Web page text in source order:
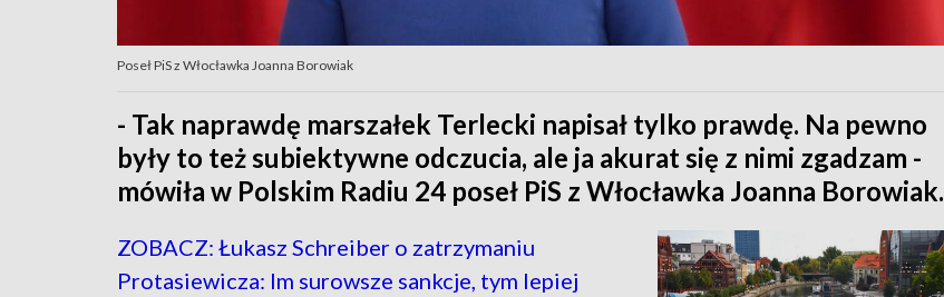
Poseł PiS z Włocławka Joanna Borowiak
- Tak naprawdę marszałek Terlecki napisał tylko prawdę. Na pewno
były to też subiektywne odczucia, ale ja akurat się z nimi zgadzam -
mówiła w Polskim Radiu 24 poseł PiS z Włocławka Joanna Borowiak.
ZOBACZ: Łukasz Schreiber o zatrzymaniu
Protasiewicza: Im surowsze sankcje, tym lepiej